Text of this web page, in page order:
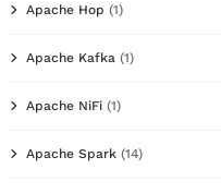
Apache Hop (1)
Apache Kafka (1)
Apache NiFi (1)
Apache Spark (14)